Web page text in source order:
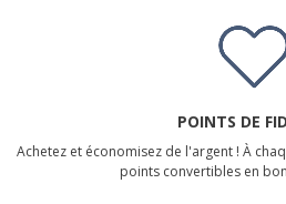
POINTS DE
Achetez et économisez de l'argent ! À
points convertibles en